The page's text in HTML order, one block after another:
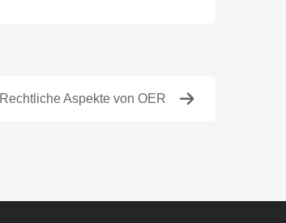
Rechtliche Aspekte von OER